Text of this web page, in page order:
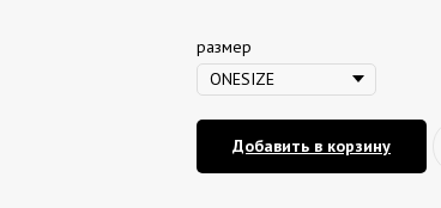
размер
Добавить в корзину